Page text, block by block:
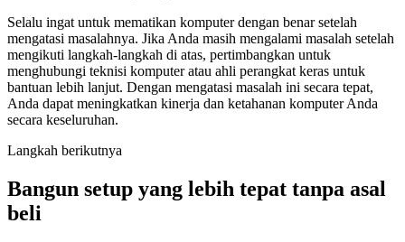
Selalu ingat untuk mematikan komputer dengan benar setelah
mengatasi masalahnya. Jika Anda masih mengalami masalah setelah
mengikuti langkah-langkah di atas, pertimbangkan untuk
menghubungi teknisi komputer atau ahli perangkat keras untuk
bantuan lebih lanjut. Dengan mengatasi masalah ini secara tepat,
Anda dapat meningkatkan kinerja dan ketahanan komputer Anda
secara keseluruhan.
Langkah berikutnya
Bangun setup yang lebih tepat tanpa asal
beli